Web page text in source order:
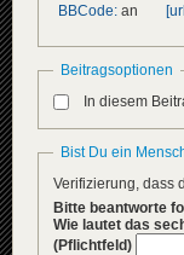
BBCode: an
Beitragsoptionen
In diesem
Bist Du ein
Verifizierung, dass
Bitte beantworte
Wie lautet das
(Pflichtfeld)